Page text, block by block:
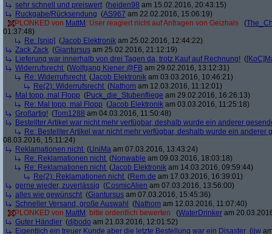
sehr schnell und preiswert (heiden98 am 15.02.2016, 20:43:15)
Ruckgabe/Rücksendung (AS967 am 22.02.2016, 15:06:19)
PLONKED von MattM : User reagiert nicht auf Anfragen von Geizhals (
01:37:48)
Re: [snip] (Jacob Elektronik am 25.02.2016, 12:44:22)
Zack Zack (Giantursus am 25.02.2016, 21:12:19)
Lieferung war innerhalb von drei Tagen da, trotz Kauf auf Rechnung! (
Widerrufsrecht (Wolfgang Kiener @FB am 29.02.2016, 13:12:31)
Re: Widerrufsrecht (Jacob Elektronik am 03.03.2016, 10:46:21)
Re(2): Widerrufsrecht (Nathom am 12.03.2016, 11:12:01)
Mal topp, mal Flopp (Puck_die_Stubenfliege am 29.02.2016, 16:26:13)
Re: Mal topp, mal Flopp (Jacob Elektronik am 03.03.2016, 11:25:18)
Großartig! (Tom1288 am 04.03.2016, 11:50:48)
Bestellter Artikel war nicht mehr verfügbar, deshalb wurde ein anderer
Re: Bestellter Artikel war nicht mehr verfügbar, deshalb wurde ein anderer
08.03.2016, 15:11:24)
Reklamationen nicht (UniMa am 07.03.2016, 13:43:24)
Re: Reklamationen nicht (Nonwable am 09.03.2016, 18:03:18)
Re: Reklamationen nicht (Jacob Elektronik am 14.03.2016, 09:59:44)
Re(2): Reklamationen nicht (Rem.de am 17.03.2016, 16:39:01)
gerne wieder, zuverlässig (CosmicAlien am 07.03.2016, 13:56:00)
alles wie gewünscht (Giantursus am 07.03.2016, 15:45:36)
Schneller Versand, große Auswahl
(Nathom am 12.03.2016, 11:07:40)
PLONKED von MattM : bitte ordentlich bewerten (WaterDrinker am
Guter Händler (djbodo am 21.03.2016, 12:01:52)
Eigentlich ein treuer Kunde aber die letzte Bestellung war ein Disaster (ijw